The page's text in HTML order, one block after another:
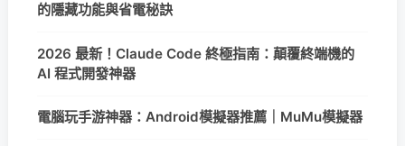
的隱藏功能與省電秘訣
2026 最新！Claude Code 終極指南：顛覆終端機的
AI 程式開發神器
電腦玩手游神器：Android模擬器推薦｜MuMu模擬器